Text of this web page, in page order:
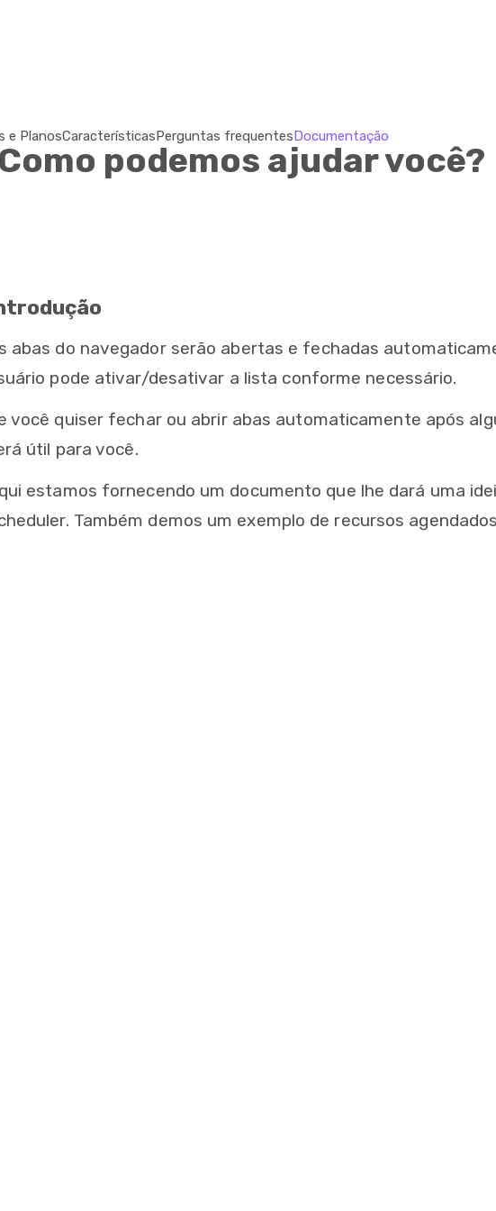
e PlanosCaracterísticasPerguntas frequentesDocumentação
Como podemos ajudar você?
abas do navegador serão abertas e fechadas
pode ativar/desativar a lista conforme necessário.
você quiser fechar ou abrir abas automaticamente após
útil para você.
estamos fornecendo um documento que lhe dará uma
Também demos um exemplo de recursos